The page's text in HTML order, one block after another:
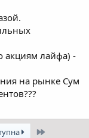
акциям лайфа) -
на рынке Сум
Останній